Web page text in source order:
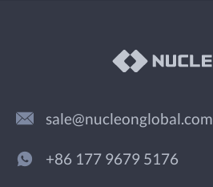
sale@nucleonglobal.com
+86 177 9679 5176